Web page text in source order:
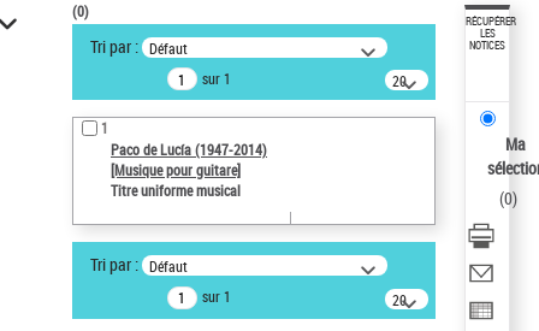
VOTRE RECHERCHE
Recherche avancée dans les
notices d’autorité
Œuvres liées à l'auteur :
Paco de Lucía (1947-2014)
Type de notice d'autorité
Auteur d’œuvre
Paco de Lucía (1947-2014)
Sauvegarder votre recherche
(0)
Tri par : Défaut
sur 1
20
résultats/page
1
Paco de Lucía (1947-2014)
[Musique pour guitare]
Titre uniforme musical
Tri par : Défaut
sur 1
20
résultats/page
RÉCUPÉRER
LES
NOTICES
Ma
(0)